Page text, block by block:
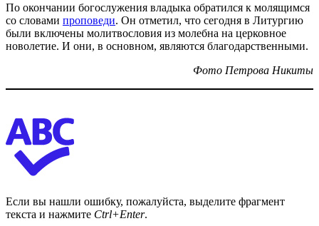
По окончании богослужения владыка обратился к молящимся
со словами проповеди. Он отметил, что сегодня в Литургию
были включены молитвословия из молебна на церковное
новолетие. И они, в основном, являются благодарственными.
Фото Петрова Никиты
Если вы нашли ошибку, пожалуйста, выделите фрагмент
текста и нажмите Ctrl+Enter.